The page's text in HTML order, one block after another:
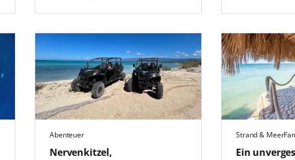
Abenteuer
Nervenkitzel,
Strand & Meer
Ein